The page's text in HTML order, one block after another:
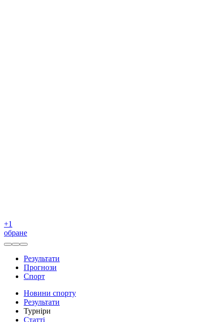
+1
обране
Результати
Прогнози
Спорт
Новини спорту
Результати
Турніри
Статті